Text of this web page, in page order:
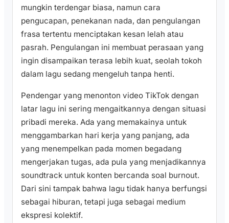
mungkin terdengar biasa, namun cara
pengucapan, penekanan nada, dan pengulangan
frasa tertentu menciptakan kesan lelah atau
pasrah. Pengulangan ini membuat perasaan yang
ingin disampaikan terasa lebih kuat, seolah tokoh
dalam lagu sedang mengeluh tanpa henti.
Pendengar yang menonton video TikTok dengan
latar lagu ini sering mengaitkannya dengan situasi
pribadi mereka. Ada yang memakainya untuk
menggambarkan hari kerja yang panjang, ada
yang menempelkan pada momen begadang
mengerjakan tugas, ada pula yang menjadikannya
soundtrack untuk konten bercanda soal burnout.
Dari sini tampak bahwa lagu tidak hanya berfungsi
sebagai hiburan, tetapi juga sebagai medium
ekspresi kolektif.